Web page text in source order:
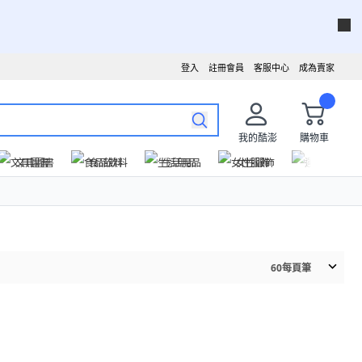
成為賣家
客服中心
註冊會員
登入
我的酷澎
購物車
文具圖書
食品飲料 生活用品 女性服飾
60每頁筆